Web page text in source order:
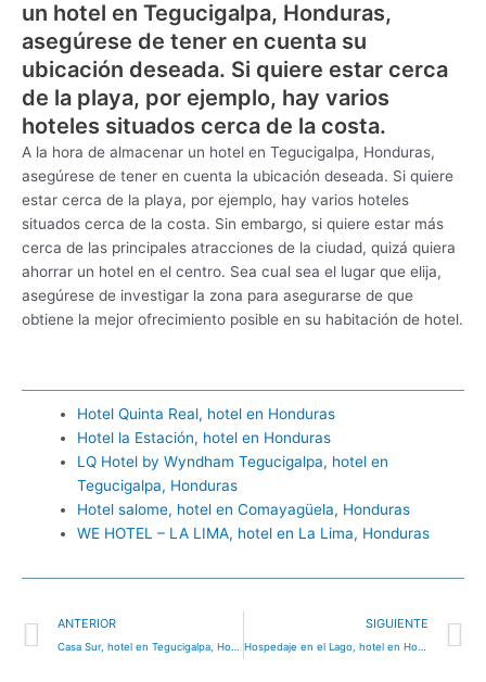
un hotel en Tegucigalpa, Honduras,
asegúrese de tener en cuenta su
ubicación deseada. Si quiere estar cerca
de la playa, por ejemplo, hay varios
hoteles situados cerca de la costa.
A la hora de almacenar un hotel en Tegucigalpa, Honduras,
asegúrese de tener en cuenta la ubicación deseada. Si quiere
estar cerca de la playa, por ejemplo, hay varios hoteles
situados cerca de la costa. Sin embargo, si quiere estar más
cerca de las principales atracciones de la ciudad, quizá quiera
ahorrar un hotel en el centro. Sea cual sea el lugar que elija,
asegúrese de investigar la zona para asegurarse de que
obtiene la mejor ofrecimiento posible en su habitación de hotel.
Hotel Quinta Real, hotel en Honduras
Hotel la Estación, hotel en Honduras
LQ Hotel by Wyndham Tegucigalpa, hotel en
Tegucigalpa, Honduras
Hotel salome, hotel en Comayagüela, Honduras
WE HOTEL – LA LIMA, hotel en La Lima, Honduras
Ant
ANTERIOR
Casa Sur, hotel en Tegucigalpa, Honduras
SIGUIENTE
Hospedaje en el Lago, hotel en Honduras